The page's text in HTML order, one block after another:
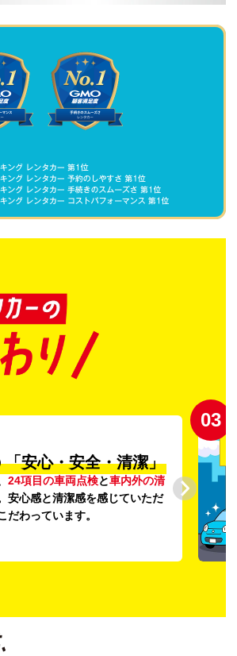
「安心・安全・清潔」
24項目の車両点検と車内外の清
安心感と清潔感を感じていただ
だわっています。
03